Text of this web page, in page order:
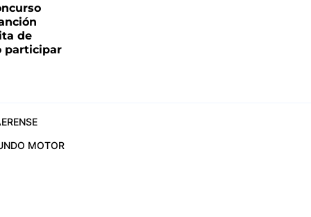
de
participar
MOTOR